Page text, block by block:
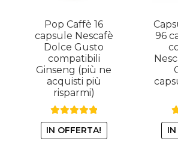
Pop Caffè 16
capsule Nescafè
Dolce Gusto
compatibili
Ginseng (più ne
acquisti più
risparmi)
Valutato5.00
su 5
IN OFFERTA!
96